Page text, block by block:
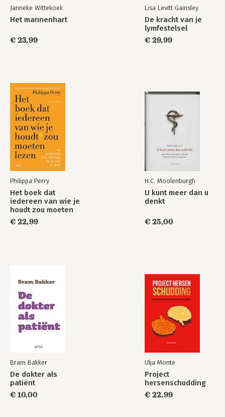
Janneke Wittekoek
Het mannenhart
€ 23,99
Lisa Levitt Gainsley
De kracht van je
lymfestelsel
€ 29,99
Philippa Perry
Het boek dat
iedereen van wie je
houdt zou moeten
lezen
€ 22,99
H.C. Moolenburgh
U kunt meer dan u
denkt
€ 25,00
Bram Bakker
De dokter als
patiënt
€ 10,00
Ulja Monte
Project
hersenschudding
€ 22,99